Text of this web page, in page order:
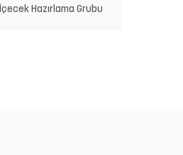
İçecek Hazırlama Grubu